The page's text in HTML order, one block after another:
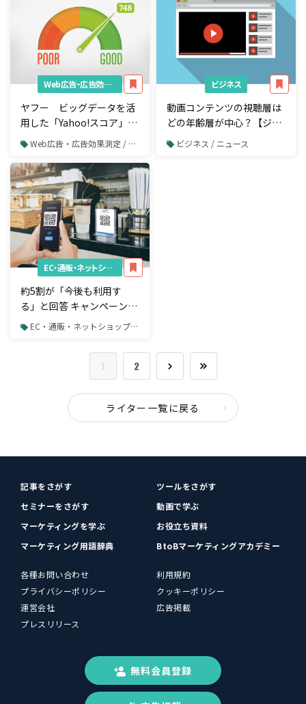
Web広告・広告効果測定
ヤフー ビッグデータを活
用した「Yahoo!スコア」の
提供を7月より開始
Web広告・広告効果測定 / リスティング広告 / Yahoo!プロモーション広告
ビジネス
動画コンテンツの視聴層は
どの年齢層が中心？【ジャ
ストシステムの調査】
ビジネス / ニュース
EC・通販・ネットショップ
約5割が「今後も利用す
る」と回答 キャンペーン終
了後のスマホ決済はどうな
EC・通販・ネットショップ / 決済システム
1 2
ライター一覧に戻る
記事をさがす
ツールをさがす
セミナーをさがす
動画で学ぶ
マーケティングを学ぶ
お役立ち資料
マーケティング用語辞典
BtoBマーケティングアカデミー
各種お問い合わせ
利用規約
プライバシーポリシー
クッキーポリシー
運営会社
広告掲載
プレスリリース
無料会員登録